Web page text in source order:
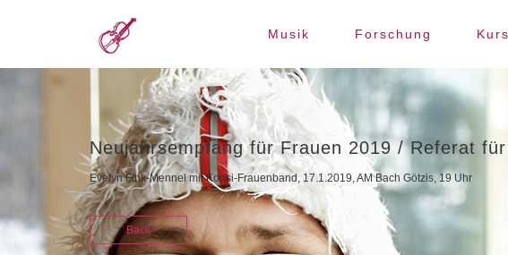
Musik Forschung
Neujahrsempfang für Frauen 2019 / Referat
Evelyn Fink-Mennel mit Konsi-Frauenband, 17.1.2019, AM Bach Götzis, 19 Uhr
Back